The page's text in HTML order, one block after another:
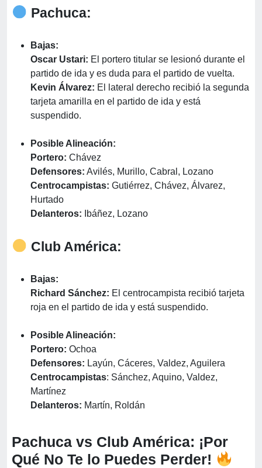
Pachuca:
Bajas:
Oscar Ustari: El portero titular se lesionó durante el
partido de ida y es duda para el partido de vuelta.
Kevin Álvarez: El lateral derecho recibió la segunda
tarjeta amarilla en el partido de ida y está
suspendido.
Posible Alineación:
Portero: Chávez
Defensores: Avilés, Murillo, Cabral, Lozano
Centrocampistas: Gutiérrez, Chávez, Álvarez,
Hurtado
Delanteros: Ibáñez, Lozano
Club América:
Bajas:
Richard Sánchez: El centrocampista recibió tarjeta
roja en el partido de ida y está suspendido.
Posible Alineación:
Portero: Ochoa
Defensores: Layún, Cáceres, Valdez, Aguilera
Centrocampistas: Sánchez, Aquino, Valdez,
Martínez
Delanteros: Martín, Roldán
Pachuca vs Club América: ¡Por
Qué No Te lo Puedes Perder!